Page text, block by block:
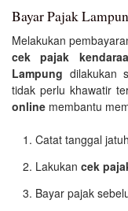
Bayar Pajak
Melakukan
cek pajak
Lampung dilakukan
tidak perlu khawatir
online membantu
Catat tanggal
Lakukan cek
Bayar pajak